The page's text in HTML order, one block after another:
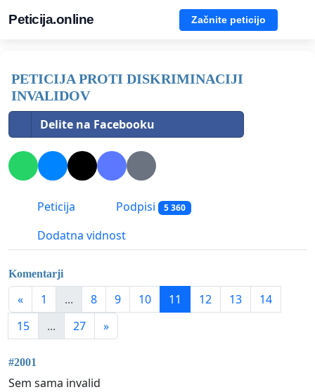
Peticija.online Začnite peticijo
PETICIJA PROTI DISKRIMINACIJI
INVALIDOV
Delite na Facebooku
Peticija Podpisi 5 360
Dodatna vidnost
Komentarji
« 1 ... 8 9 10 11 12 13
14
15
... 27 »
#2001
Sem sama invalid